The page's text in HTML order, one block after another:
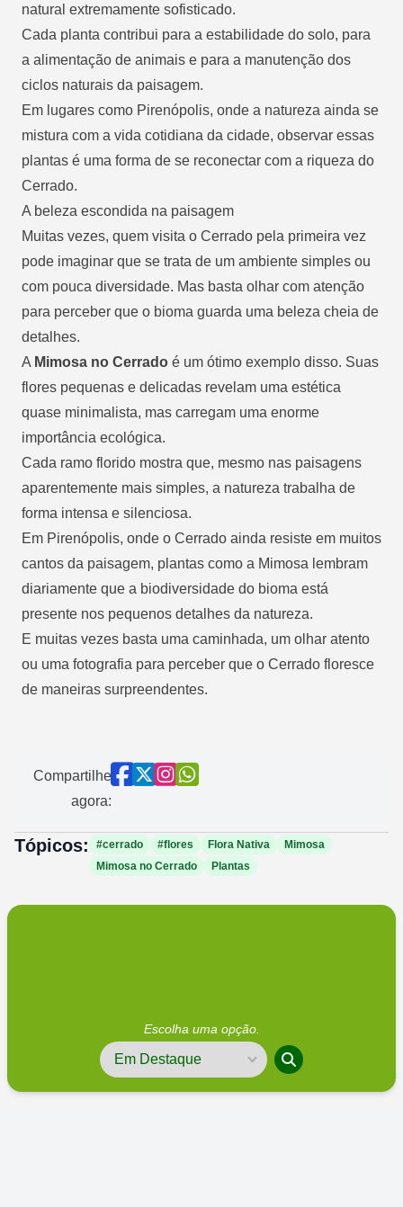
natural extremamente sofisticado.
Cada planta contribui para a estabilidade do solo, para
a alimentação de animais e para a manutenção dos
ciclos naturais da paisagem.
Em lugares como Pirenópolis, onde a natureza ainda se
mistura com a vida cotidiana da cidade, observar essas
plantas é uma forma de se reconectar com a riqueza do
Cerrado.
A beleza escondida na paisagem
Muitas vezes, quem visita o Cerrado pela primeira vez
pode imaginar que se trata de um ambiente simples ou
com pouca diversidade. Mas basta olhar com atenção
para perceber que o bioma guarda uma beleza cheia de
detalhes.
A Mimosa no Cerrado é um ótimo exemplo disso. Suas
flores pequenas e delicadas revelam uma estética
quase minimalista, mas carregam uma enorme
importância ecológica.
Cada ramo florido mostra que, mesmo nas paisagens
aparentemente mais simples, a natureza trabalha de
forma intensa e silenciosa.
Em Pirenópolis, onde o Cerrado ainda resiste em muitos
cantos da paisagem, plantas como a Mimosa lembram
diariamente que a biodiversidade do bioma está
presente nos pequenos detalhes da natureza.
E muitas vezes basta uma caminhada, um olhar atento
ou uma fotografia para perceber que o Cerrado floresce
de maneiras surpreendentes.
Compartilhe
agora:
Tópicos: #cerrado #flores Flora Nativa
Mimosa
Mimosa no Cerrado
Plantas
Escolha uma opção.